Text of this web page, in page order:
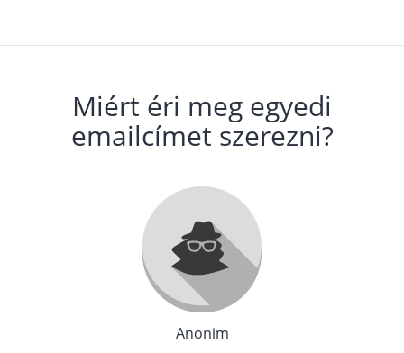
Miért éri meg egyedi
emailcímet szerezni?
Anonim